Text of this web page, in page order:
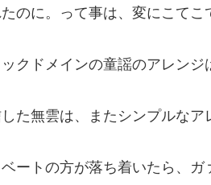
のに。って事は、変にこてこ
クドメインの童謡のアレンジ
た無雲は、またシンプルなア
ートの方が落ち着いたら、ガ